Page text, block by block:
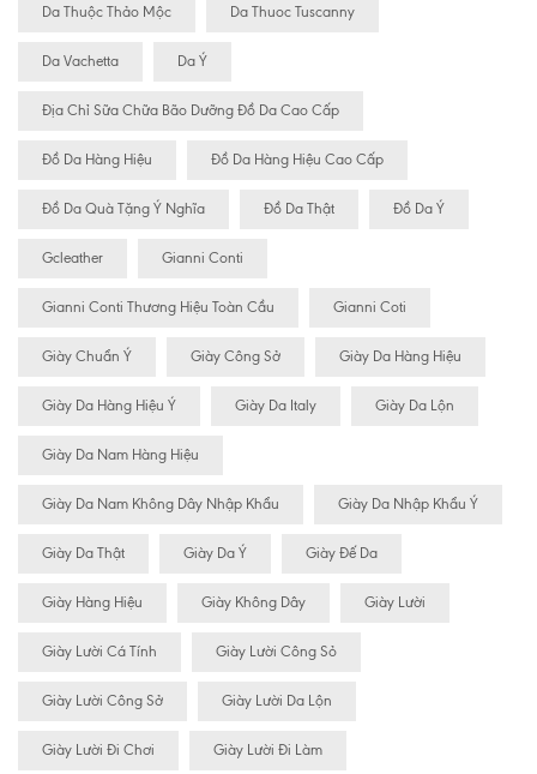
Da Thuộc Thảo Mộc Da Thuoc Tuscanny
Da Vachetta Da Ý
Địa Chỉ Sữa Chữa Bão Dưỡng Đồ Da Cao Cấp
Đồ Da Hàng Hiệu Đồ Da Hàng Hiệu Cao Cấp
Đồ Da Quà Tặng Ý Nghĩa Đồ Da Thật Đồ Da Ý
Gcleather Gianni Conti
Gianni Conti Thương Hiệu Toàn Cầu Gianni Coti
Giày Chuẩn Ý Giày Công Sở Giày Da Hàng Hiệu
Giày Da Hàng Hiệu Ý Giày Da Italy Giày Da Lộn
Giày Da Nam Hàng Hiệu
Giày Da Nam Không Dây Nhập Khẩu Giày Da Nhập Khẩu Ý
Giày Da Thật Giày Da Ý Giày Đế Da
Giày Hàng Hiệu Giày Không Dây Giày Lười
Giày Lười Cá Tính Giày Lười Công Sỏ
Giày Lười Công Sở Giày Lười Da Lộn
Giày Lười Đi Chơi Giày Lười Đi Làm